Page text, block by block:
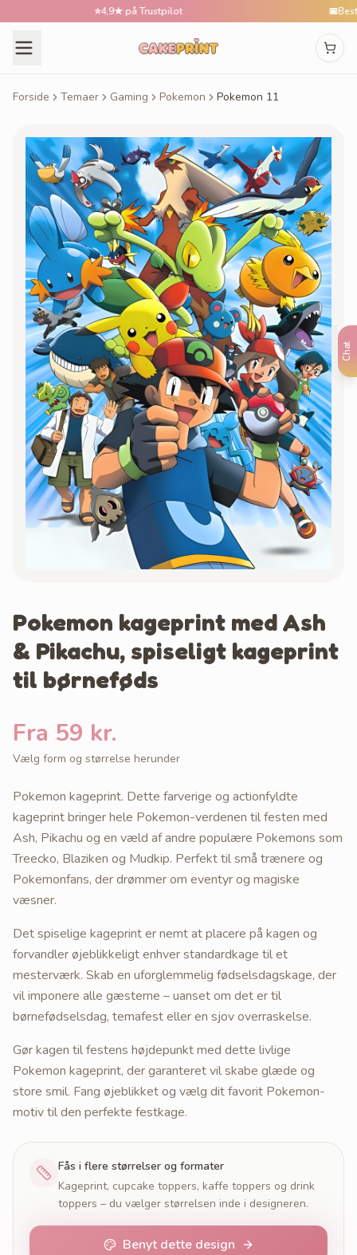
Chat
4,9★ på Trustpilot Bestil til
Forside Temaer Gaming Pokemon Pokemon 11
Pokemon kageprint med Ash
& Pikachu, spiseligt kageprint
til børneføds
Fra 59 kr.
Vælg form og størrelse herunder
Pokemon kageprint. Dette farverige og actionfyldte
kageprint bringer hele Pokemon-verdenen til festen med
Ash, Pikachu og en væld af andre populære Pokemons som
Treecko, Blaziken og Mudkip. Perfekt til små trænere og
Pokemonfans, der drømmer om eventyr og magiske
væsner.
Det spiselige kageprint er nemt at placere på kagen og
forvandler øjeblikkeligt enhver standardkage til et
mesterværk. Skab en uforglemmelig fødselsdagskage, der
vil imponere alle gæsterne – uanset om det er til
børnefødselsdag, temafest eller en sjov overraskelse.
Gør kagen til festens højdepunkt med dette livlige
Pokemon kageprint, der garanteret vil skabe glæde og
store smil. Fang øjeblikket og vælg dit favorit Pokemon-
motiv til den perfekte festkage.
Fås i flere størrelser og formater
Kageprint, cupcake toppers, kaffe toppers og drink
toppers – du vælger størrelsen inde i designeren.
Benyt dette design